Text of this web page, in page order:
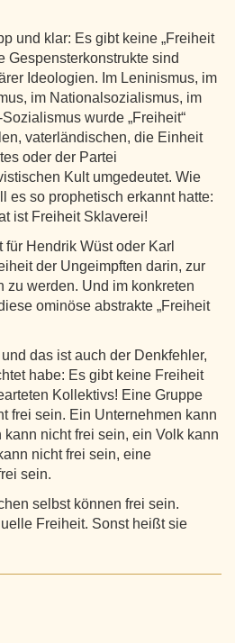
und klar: Es gibt keine „Freiheit
Gespensterkonstrukte sind
Ideologien. Im Leninismus, im
im Nationalsozialismus, im
wurde „Freiheit“
vaterländischen, die Einheit
oder der Partei
Kult umgedeutet. Wie
es so prophetisch erkannt hatte:
ist Freiheit Sklaverei!
Hendrik Wüst oder Karl
der Ungeimpften darin, zur
zu werden. Und im konkreten
ominöse abstrakte „Freiheit
das ist auch der Denkfehler,
habe: Es gibt keine Freiheit
Kollektivs! Eine Gruppe
frei sein. Ein Unternehmen kann
nicht frei sein, ein Volk kann
nicht frei sein, eine
sein.
selbst können frei sein.
Freiheit. Sonst heißt sie